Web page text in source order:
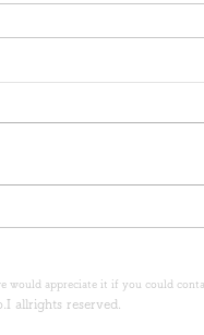
would appreciate it if you could
allrights reserved.